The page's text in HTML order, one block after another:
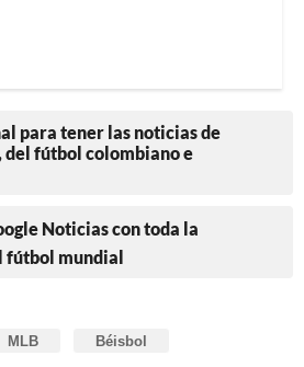
para tener las noticias de
del fútbol colombiano e
Noticias con toda la
mundial
MLB Béisbol